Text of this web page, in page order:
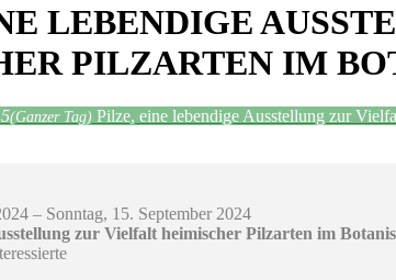
LEBENDIGE
PILZARTEN IM
(Ganzer Tag) Pilze, eine lebendige Ausstellung zur
– Sonntag, 15. September 2024
zur Vielfalt heimischer Pilzarten im